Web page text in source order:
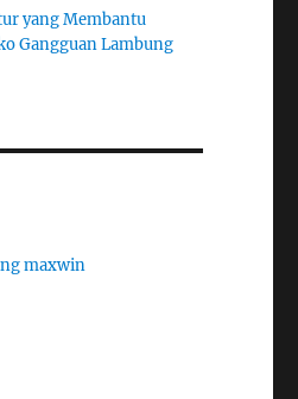
yang Membantu
Gangguan Lambung
maxwin